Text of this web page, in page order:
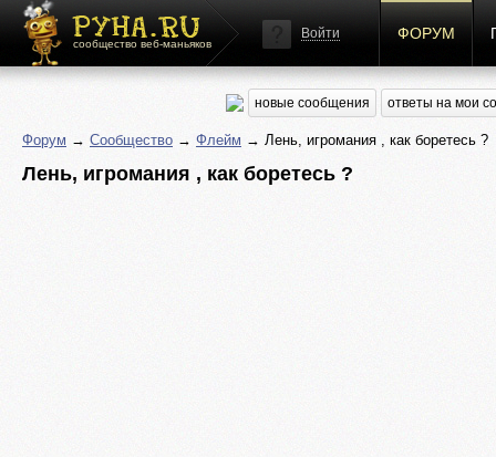
сообщество веб-маньяков
Войти ФОРУМ
новые сообщения ответы на мои
Форум → Сообщество → Флейм → Лень, игромания , как боретесь ?
Лень, игромания , как боретесь ?